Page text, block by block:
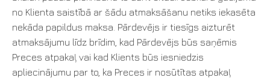
no Klienta saistībā ar šādu atmaksāšanu netiks iekasēta
nekāda papildus maksa. Pārdevējs ir tiesīgs aizturēt
atmaksājumu līdz brīdim, kad Pārdevējs būs saņēmis
Preces atpakaļ vai kad Klients būs iesniedzis
apliecinājumu par to, ka Preces ir nosūtītas atpakaļ